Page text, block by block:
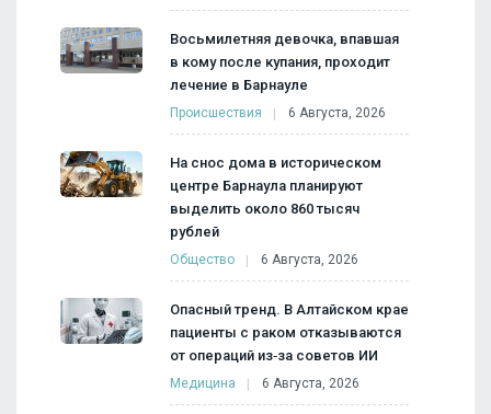
Восьмилетняя девочка, впавшая
в кому после купания, проходит
лечение в Барнауле
Происшествия 6 Августа, 2026
На снос дома в историческом
центре Барнаула планируют
выделить около 860 тысяч
рублей
Общество 6 Августа, 2026
Опасный тренд. В Алтайском крае
пациенты с раком отказываются
от операций из‑за советов ИИ
Медицина 6 Августа, 2026